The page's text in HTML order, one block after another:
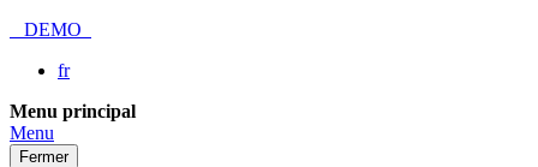
DEMO
fr
Passer
au
contenu
Menu principal
Menu
Fermer